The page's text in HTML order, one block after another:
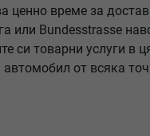
време за
или Bundesstrasse
си товарни услуги в
от всяка